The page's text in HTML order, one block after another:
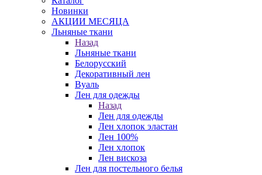
Новинки
АКЦИИ МЕСЯЦА
Льняные ткани
Назад
Льняные ткани
Белорусский
Декоративный лен
Вуаль
Лен для одежды
Назад
Лен для одежды
Лен хлопок эластан
Лен 100%
Лен хлопок
Лен вискоза
Лен для постельного белья